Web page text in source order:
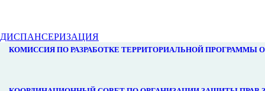
ДИСПАНСЕРИЗАЦИЯ
КОМИССИЯ ПО РАЗРАБОТКЕ ТЕРРИТОРИАЛЬНОЙ ПРОГРАММЫ